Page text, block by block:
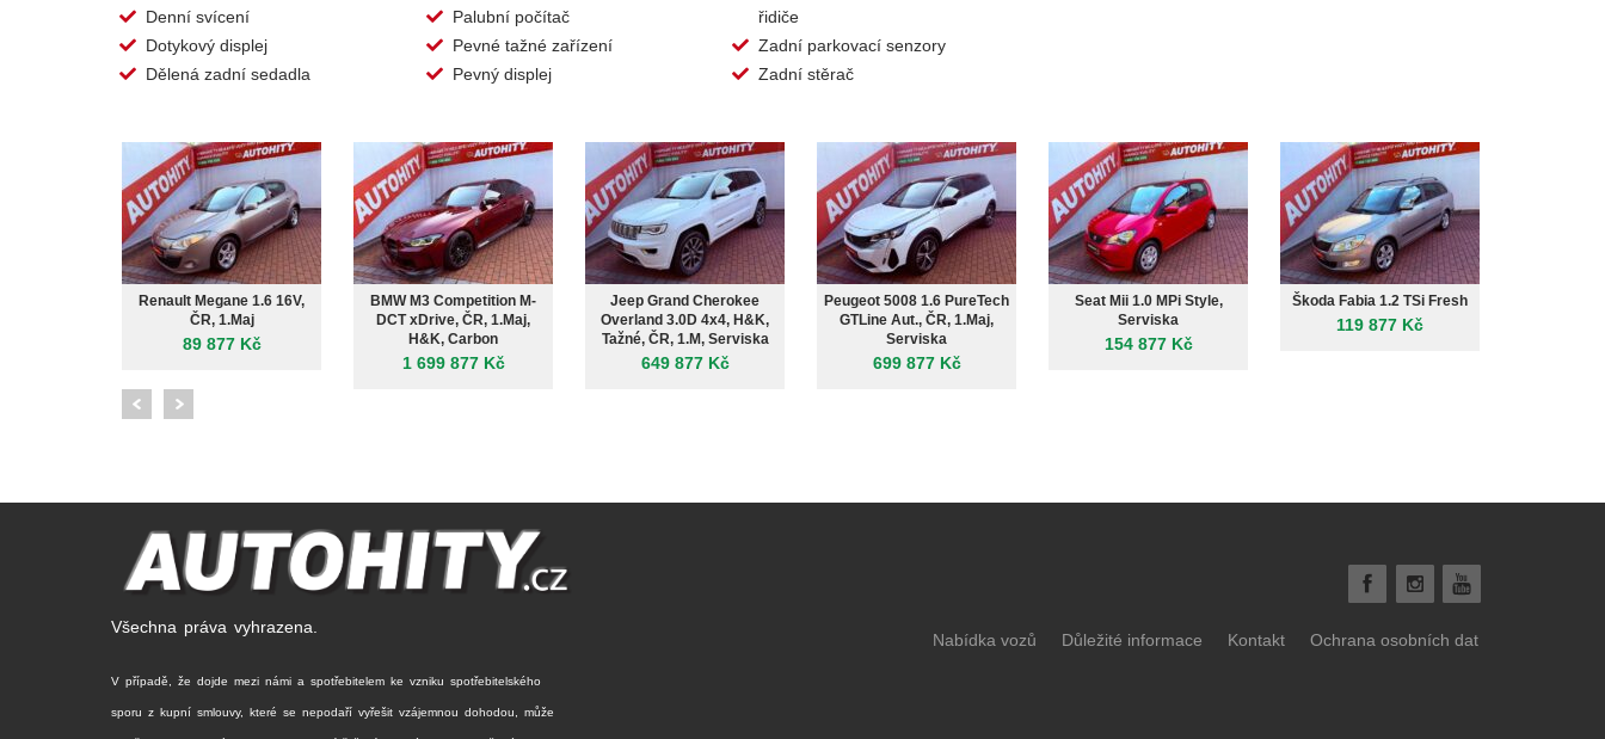
Denní svícení
Dotykový displej
Dělená zadní sedadla
Palubní počítač
Pevné tažné zařízení
Pevný displej
řidiče
Zadní parkovací senzory
Zadní stěrač
Renault Megane 1.6 16V,
ČR, 1.Maj
89 877 Kč
BMW M3 Competition M-
DCT xDrive, ČR, 1.Maj,
H&K, Carbon
1 699 877 Kč
Jeep Grand Cherokee
Overland 3.0D 4x4, H&K,
Tažné, ČR, 1.M, Serviska
649 877 Kč
Peugeot 5008 1.6 PureTech
GTLine Aut., ČR, 1.Maj,
Serviska
699 877 Kč
Seat Mii 1.0 MPi Style,
Serviska
154 877 Kč
Škoda Fabia 1.2 TSi Fresh
119 877 Kč
Všechna práva vyhrazena.
V případě, že dojde mezi námi a spotřebitelem ke vzniku spotřebitelského
sporu z kupní smlouvy, které se nepodaří vyřešit vzájemnou dohodou, může
Nabídka vozů Důležité informace Kontakt Ochrana osobních dat